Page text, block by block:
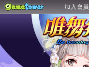
加入會員